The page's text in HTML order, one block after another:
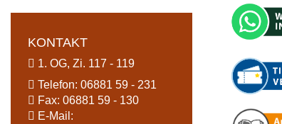
KONTAKT
1. OG, Zi. 117 - 119
Telefon: 06881 59 - 231
Fax: 06881 59 - 130
E-Mail: